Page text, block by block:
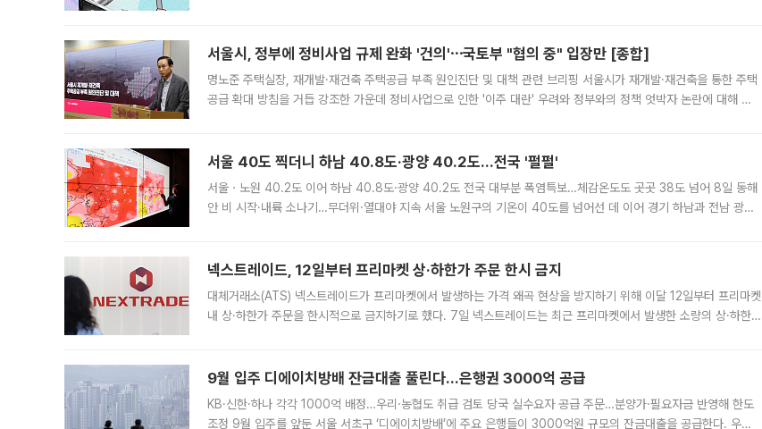
서울시, 정부에 정비사업 규제 완화 '건의'⋯국토부 "협의 중" 입장만 [종합]
명노준 주택실장, 재개발·재건축 주택공급 부족 원인진단 및 대책 관련 브리핑 서울시가 재개발·재건축을 통한 주택
공급 확대 방침을 거듭 강조한 가운데 정비사업으로 인한 '이주 대란' 우려와 정부와의 정책 엇박자 논란에 대해 정
서울 40도 찍더니 하남 40.8도·광양 40.2도…전국 '펄펄'
서울ㆍ노원 40.2도 이어 하남 40.8도·광양 40.2도 전국 대부분 폭염특보…체감온도도 곳곳 38도 넘어 8일 동해
안 비 시작·내륙 소나기…무더위·열대야 지속 서울 노원구의 기온이 40도를 넘어선 데 이어 경기 하남과 전남 광양
넥스트레이드, 12일부터 프리마켓 상·하한가 주문 한시 금지
대체거래소(ATS) 넥스트레이드가 프리마켓에서 발생하는 가격 왜곡 현상을 방지하기 위해 이달 12일부터 프리마켓
내 상·하한가 주문을 한시적으로 금지하기로 했다. 7일 넥스트레이드는 최근 프리마켓에서 발생한 소량의 상·하한
9월 입주 디에이치방배 잔금대출 풀린다…은행권 3000억 공급
KB·신한·하나 각각 1000억 배정…우리·농협도 취급 검토 당국 실수요자 공급 주문…분양가·필요자금 반영해 한도
조정 9월 입주를 앞둔 서울 서초구 ‘디에이치방배’에 주요 은행들이 3000억원 규모의 잔금대출을 공급한다. 우리